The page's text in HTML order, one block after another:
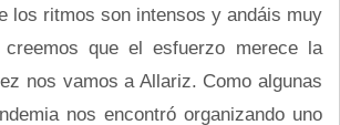
los ritmos son intensos y andáis muy
creemos que el esfuerzo merece la
nos vamos a Allariz. Como algunas
nos encontró organizando uno